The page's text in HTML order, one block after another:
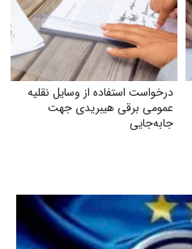
درخواست استفاده از وسایل نقلیه
عمومی برقی هیبریدی جهت
جابه‌جایی